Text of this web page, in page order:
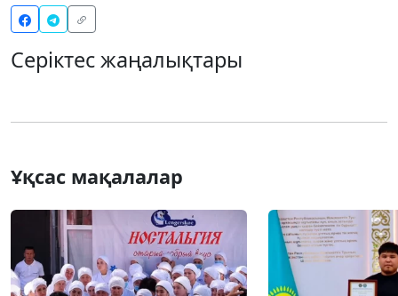
Серіктес жаңалықтары
Ұқсас мақалалар